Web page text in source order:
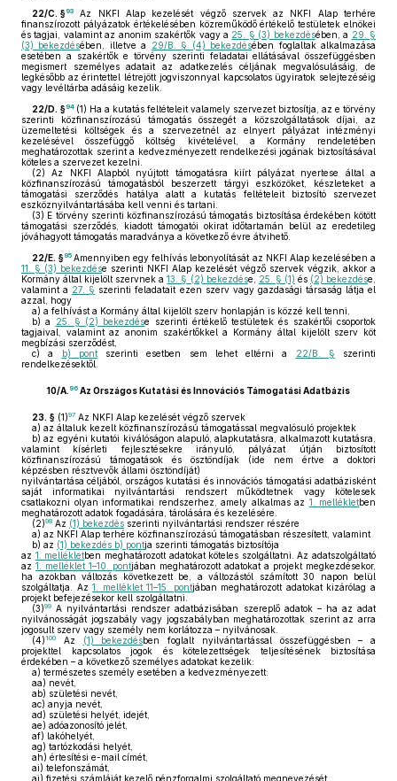
22/C. §93
Az NKFI Alap kezelését végző szervek az NKFI Alap terhére
finanszírozott pályázatok értékelésében közreműködő értékelő testületek elnökei
és tagjai, valamint az anonim szakértők vagy a 25. § (3) bekezdésében, a 29. §
(3) bekezdésében, illetve a 29/B. § (4) bekezdésében foglaltak alkalmazása
esetében a szakértők e törvény szerinti feladatai ellátásával összefüggésben
megismert személyes adatait az adatkezelés céljának megvalósulásáig, de
legkésőbb az érintettel létrejött jogviszonnyal kapcsolatos ügyiratok selejtezéséig
vagy levéltárba adásáig kezelik.
22/D. §94 (1) Ha a kutatás feltételeit valamely szervezet biztosítja, az e törvény
szerinti közfinanszírozású támogatás összegét a közszolgáltatások díjai, az
üzemeltetési költségek és a szervezetnél az elnyert pályázat intézményi
kezelésével összefüggő költség kivételével, a Kormány rendeletében
meghatározottak szerint a kedvezményezett rendelkezési jogának biztosításával
köteles a szervezet kezelni.
(2) Az NKFI Alapból nyújtott támogatásra kiírt pályázat nyertese által a
közfinanszírozású támogatásból beszerzett tárgyi eszközöket, készleteket a
támogatási szerződés hatálya alatt a kutatás feltételeit biztosító szervezet
eszköznyilvántartásába kell venni és tartani.
(3) E törvény szerinti közfinanszírozású támogatás biztosítása érdekében kötött
támogatási szerződés, kiadott támogatói okirat időtartamán belül az eredetileg
jóváhagyott támogatás maradványa a következő évre átvihető.
22/E. §95 Amennyiben egy felhívás lebonyolítását az NKFI Alap kezelésében a
11. § (3) bekezdése szerinti NKFI Alap kezelését végző szervek végzik, akkor a
Kormány által kijelölt szervnek a13. § (2) bekezdése, 25. § (1) és (2) bekezdése,
valamint a 27. § szerinti feladatait ezen szerv vagy gazdasági társaság látja el
azzal, hogy
a) a felhívást a Kormány által kijelölt szerv honlapján is közzé kell tenni,
b) a 25. § (2) bekezdése szerinti értékelő testületek és szakértői csoportok
tagjaival, valamint az anonim szakértőkkel a Kormány által kijelölt szerv köt
megbízási szerződést,
c) a b) pontszerinti esetben sem lehet eltérni a 22/B. § szerinti
rendelkezésektől.
10/A. 96 Az Országos Kutatási és Innovációs Támogatási Adatbázis
23. § (1)97 Az NKFI Alap kezelését végző szervek
a) az általuk kezelt közfinanszírozású támogatással megvalósuló projektek
b) az egyéni kutatói kiválóságon alapuló, alapkutatásra, alkalmazott kutatásra,
valamint kísérleti fejlesztésekre irányuló, pályázat útján biztosított
közfinanszírozású támogatások és ösztöndíjak (ide nem értve a doktori
képzésben résztvevők állami ösztöndíját)
nyilvántartása céljából, országos kutatási és innovációs támogatási adatbázisként
saját informatikai nyilvántartási rendszert működtetnek vagy kötelesek
csatlakozni olyan informatikai rendszerhez, amely alkalmas az 1. mellékletben
meghatározott adatok fogadására, tárolására és kezelésére.
(2)98 Az (1) bekezdés szerinti nyilvántartási rendszer részére
a) az NKFI Alap terhére közfinanszírozású támogatásban részesített, valamint
b) az (1) bekezdés b) pontja szerinti támogatás biztosítója
az 1. mellékletben meghatározott adatokat köteles szolgáltatni. Az adatszolgáltató
az 1. melléklet 1–10. pontjában meghatározott adatokat a projekt megkezdésekor,
ha azokban változás következett be, a változástól számított 30 napon belül
szolgáltatja. Az1. melléklet 11–15. pontjában meghatározott adatokat kizárólag a
projekt befejezésekor kell szolgáltatni.
(3)99 A nyilvántartási rendszer adatbázisában szereplő adatok – ha az adat
nyilvánosságát jogszabály vagy jogszabályban meghatározottak szerint az arra
jogosult szerv vagy személy nem korlátozza – nyilvánosak.
(4) 100 Az (1) bekezdésben foglalt nyilvántartással összefüggésben – a
projekttel kapcsolatos jogok és kötelezettségek teljesítésének biztosítása
érdekében – a következő személyes adatokat kezelik:
a) természetes személy esetében a kedvezményezett:
aa) nevét,
ab) születési nevét,
ac) anyja nevét,
ad) születési helyét, idejét,
ae) adóazonosító jelét,
af) lakóhelyét,
ag) tartózkodási helyét,
ah) értesítési e-mail címét,
ai) telefonszámát,
aj) fizetési számláját kezelő pénzforgalmi szolgáltató megnevezését,